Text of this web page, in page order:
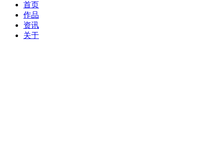
首页
作品
资讯
关于